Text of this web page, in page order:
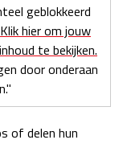
geblokkeerd
Klik hier om jouw
te bekijken.
door onderaan
of delen hun